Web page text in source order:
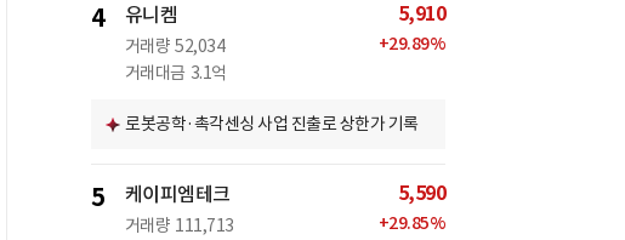
4 유니켐
거래량 52,034
거래대금 3.1억
5,910
+29.89%
로봇공학·촉각센싱 사업 진출로 상한가 기록
5 케이피엠테크
거래량 111,713
5,590
+29.85%